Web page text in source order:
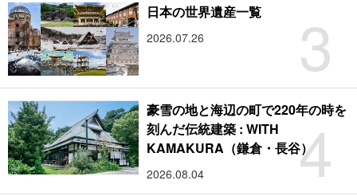
3
日本の世界遺産一覧
2026.07.26
4
豪雪の地と海辺の町で220年の時を
刻んだ伝統建築 : WITH
KAMAKURA（鎌倉・長谷）
2026.08.04